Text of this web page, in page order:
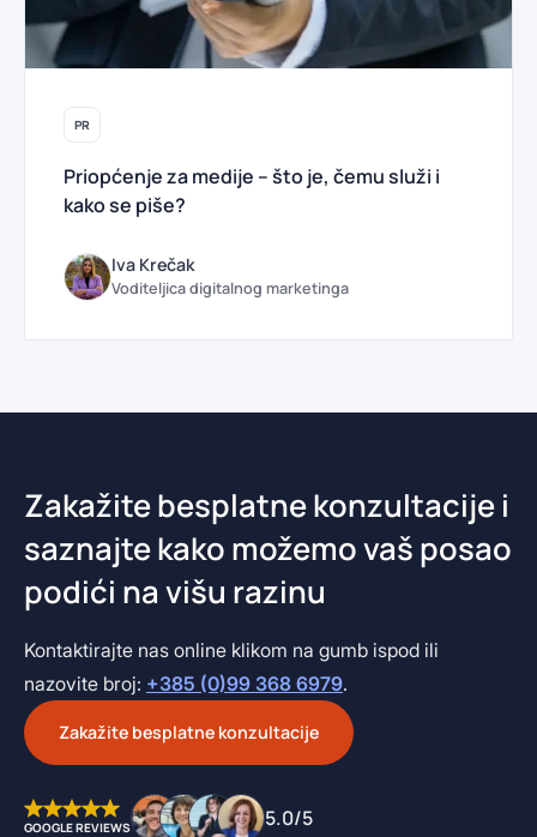
PR
Priopćenje za medije – što je, čemu služi i
kako se piše?
Iva Krečak
Voditeljica digitalnog marketinga
Zakažite besplatne konzultacije i
saznajte kako možemo vaš posao
podići na višu razinu
Kontaktirajte nas online klikom na gumb ispod ili
nazovite broj: +385 (0)99 368 6979.
Zakažite besplatne konzultacije
GOOGLE REVIEWS 5.0/5